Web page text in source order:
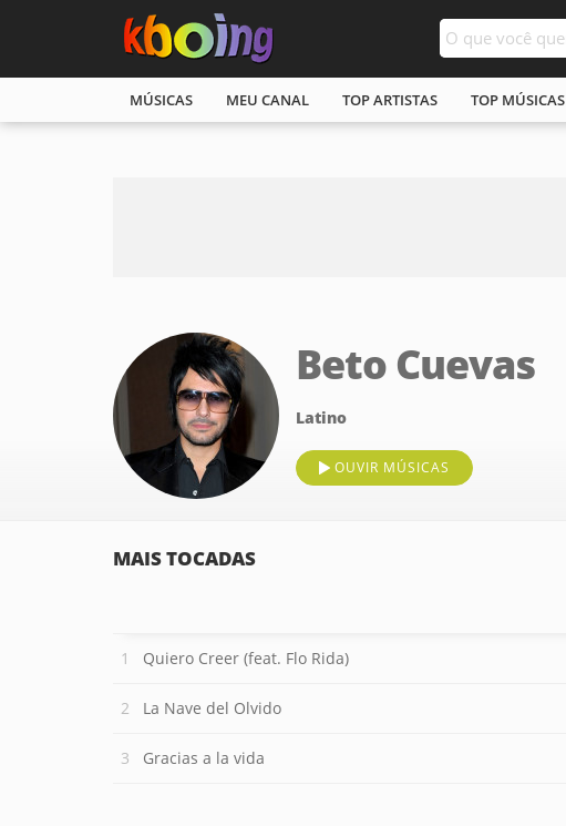
MÚSICAS MEU CANAL TOP ARTISTAS TOP MÚSICAS
Beto Cuevas
Latino
OUVIR MÚSICAS
MAIS TOCADAS
Quiero Creer (feat. Flo Rida)
La Nave del Olvido
Gracias a la vida